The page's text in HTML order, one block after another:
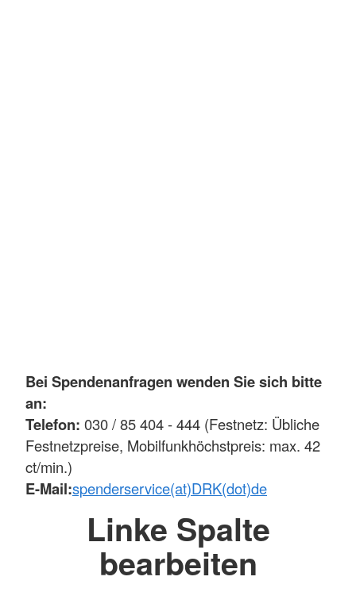
Bei Spendenanfragen wenden Sie sich bitte
an:
Telefon: 030 / 85 404 - 444 (Festnetz: Übliche
Festnetzpreise, Mobilfunkhöchstpreis: max. 42
ct/min.)
E-Mail:spenderservice(at)DRK(dot)de
Linke Spalte
bearbeiten